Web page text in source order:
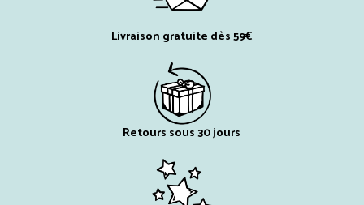
Livraison gratuite dès 59€
Retours sous 30 jours